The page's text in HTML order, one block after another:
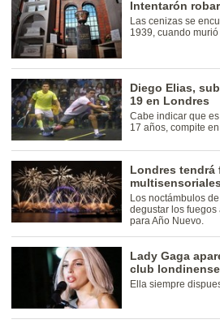
Intentarón
Las cenizas se
1939, cuando
Diego Elias,
19 en Londres
Cabe indicar que
17 años, compite
Londres
Los noctámbulos
degustar los
para Año Nuevo.
Lady Gaga
club
Ella siempre